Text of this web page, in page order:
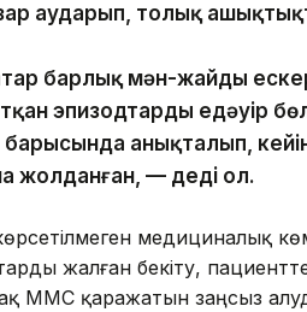
аударып, толық
барлық мән-жайды
эпизодтардың едәуір
анықталып,
жолданған, — деді ол.
медициналық
жалған бекіту,
МӘМС қаражатын заңсыз